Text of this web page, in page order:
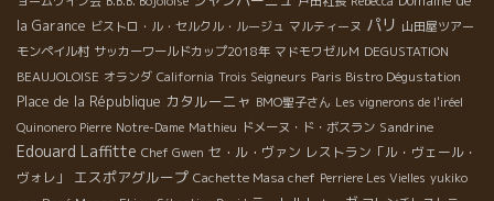
la Garance ビストロ・ル・セルクル・ルージュ マルティーヌ パリ 山田屋ツアー
モンペイル村 サッカーワールドカップ2018年 マドモワゼルＭ DEGUSTATION
BEAUJOLOISE オランダ California Trois Seigneurs Paris Bistro Dégustation
Place de la République カタルーニャ BMO聖子さん Les vignerons de l'iréel
Quinonero Pierre Notre-Dame Mathieu ドメーヌ・ド・ボスラン Sandrine
Edouard Laffitte Chef Gwen セ・ル・ヴァン レストラン「ル・ヴェール・
ヴォレ」
エスポアグループ Cachette Masa chef Perriere Les Vielles yukiko